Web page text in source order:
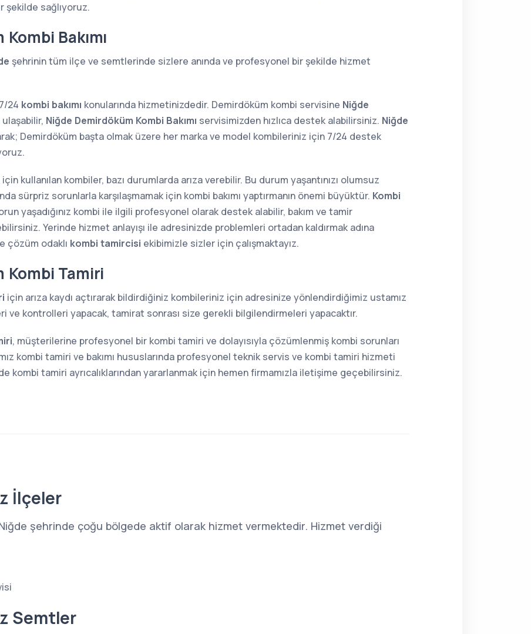
şekilde sağlıyoruz.
Bakımı
şehrinin tüm ilçe ve semtlerinde sizlere anında ve profesyonel bir şekilde hizmet
24 kombi bakımı konularında hizmetinizdedir. Demirdöküm kombi servisine Niğde
Niğde Demirdöküm Kombi Bakımı servisimizden hızlıca destek alabilirsiniz. Niğde
Demirdöküm başta olmak üzere her marka ve model kombileriniz için 7/24 destek
için kullanılan kombiler, bazı durumlarda arıza verebilir. Bu durum yaşantınızı olumsuz
sürpriz sorunlarla karşılaşmamak için kombi bakımı yaptırmanın önemi büyüktür. Kombi
yaşadığınız kombi ile ilgili profesyonel olarak destek alabilir, bakım ve tamir
Yerinde hizmet anlayışı ile adresinizde problemleri ortadan kaldırmak adına
çözüm odaklı kombi tamircisi ekibimizle sizler için çalışmaktayız.
Kombi Tamiri
için arıza kaydı açtırarak bildirdiğiniz kombileriniz için adresinize yönlendirdiğimiz ustamız
ve kontrolleri yapacak, tamirat sonrası size gerekli bilgilendirmeleri yapacaktır.
, müşterilerine profesyonel bir kombi tamiri ve dolayısıyla çözümlenmiş kombi sorunları
kombi tamiri ve bakımı hususlarında profesyonel teknik servis ve kombi tamiri hizmeti
kombi tamiri ayrıcalıklarından yararlanmak için hemen firmamızla iletişime geçebilirsiniz.
İlçeler
şehrinde çoğu bölgede aktif olarak hizmet vermektedir. Hizmet verdiği
Semtler